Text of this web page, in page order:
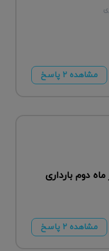
مشاهده ۲ پاسخ
دوم بارداری
مشاهده ۲ پاسخ